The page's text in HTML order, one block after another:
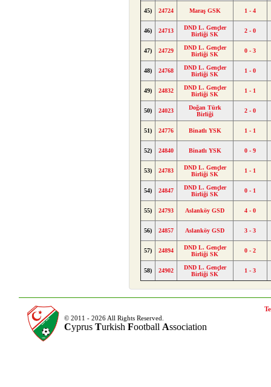
45) 24724 Maraş GSK 1 - 4
46) 24713
DND L. Gençler
Birliği SK
2 - 0
47) 24729
DND L. Gençler
Birliği SK
0 - 3
48) 24768
DND L. Gençler
Birliği SK
1 - 0
49) 24832
DND L. Gençler
Birliği SK
1 - 1
50) 24023
Doğan Türk
Birliği
2 - 0
51) 24776 Binatlı YSK 1 - 1
52) 24840 Binatlı YSK 0 - 9
53) 24783
DND L. Gençler
Birliği SK
1 - 1
54) 24847
DND L. Gençler
Birliği SK
0 - 1
55) 24793 Aslanköy GSD 4 - 0
56) 24857 Aslanköy GSD 3 - 3
57) 24894
DND L. Gençler
Birliği SK
0 - 2
58) 24902
DND L. Gençler
Birliği SK
1 - 3
© 2011 - 2026 All Rights Reserved.
Cyprus Turkish Football Association